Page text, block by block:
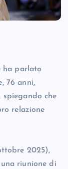
ha parlato
76 anni,
spiegando che
relazione
2025),
riunione di